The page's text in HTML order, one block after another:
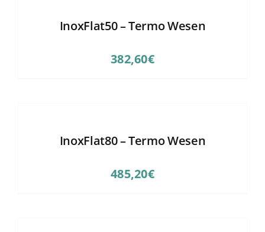
InoxFlat50 – Termo Wesen
382,60€
InoxFlat80 – Termo Wesen
485,20€